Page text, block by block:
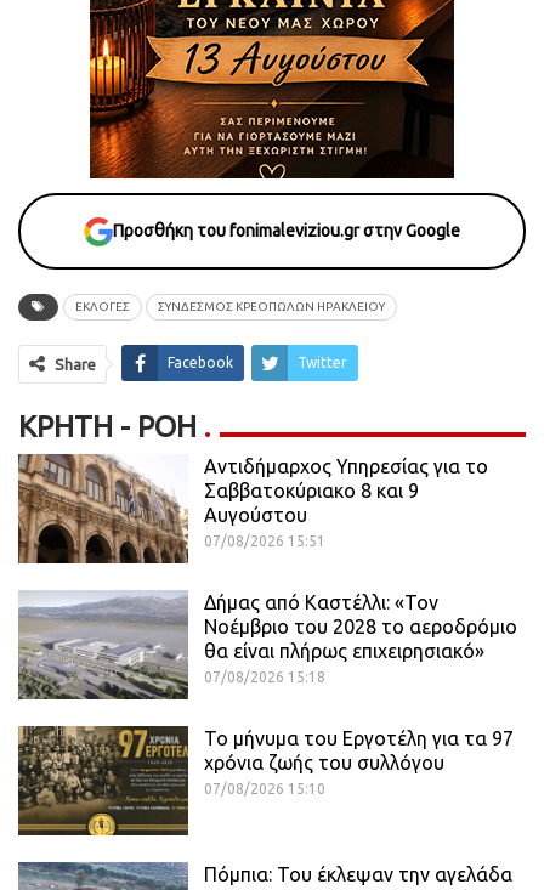
Προσθήκη του fonimaleviziou.gr στην Google
ΕΚΛΟΓΕΣ ΣΥΝΔΕΣΜΟΣ ΚΡΕΟΠΩΛΩΝ ΗΡΑΚΛΕΙΟΥ
Share Facebook Twitter
ΚΡΉΤΗ - ΡΟΗ
Αντιδήμαρχος Υπηρεσίας για το
Σαββατοκύριακο 8 και 9
Αυγούστου
07/08/2026 15:51
Δήμας από Καστέλλι: «Τον
Νοέμβριο του 2028 το αεροδρόμιο
θα είναι πλήρως επιχειρησιακό»
07/08/2026 15:18
Το μήνυμα του Εργοτέλη για τα 97
χρόνια ζωής του συλλόγου
07/08/2026 15:10
Πόμπια: Του έκλεψαν την αγελάδα